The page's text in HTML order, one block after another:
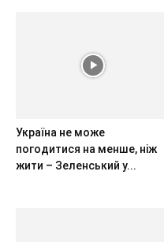
Україна не може
погодитися на менше, ніж
жити – Зеленський у...